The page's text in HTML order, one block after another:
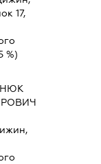
17,
%)